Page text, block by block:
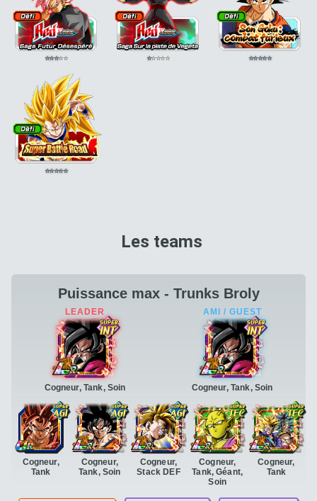
⭐⭐⭐⭐⭐ ⭐⭐⭐⭐⭐ ⭐⭐⭐⭐⭐
⭐⭐⭐⭐⭐
Les teams
Puissance max - Trunks Broly
Cogneur, Tank, Soin
Cogneur,
Tank
Cogneur,
Tank, Soin
Cogneur,
Stack DEF
Cogneur,
Tank, Géant,
Soin
Cogneur,
Tank
Cogneur, Tank, Soin